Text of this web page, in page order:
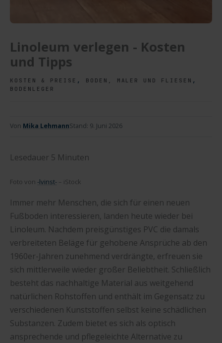
Linoleum verlegen - Kosten
und Tipps
KOSTEN & PREISE , BODEN, MALER UND FLIESEN ,
BODENLEGER
Von Mika LehmannStand: 9. Juni 2026
Lesedauer 5 Minuten
Foto von -lvinst- – iStock
Immer mehr Menschen, die sich für einen neuen
Fußboden interessieren, landen heute wieder bei
Linoleum. Nachdem preisgünstiges PVC die damals
verbreiteten Beläge für gehobene Ansprüche ab den
1960er-Jahren zunehmend verdrängte, erfreuen sie
sich mittlerweile wieder großer Beliebtheit. Schließlich
besteht das nachhaltige Material aus weitgehend
natürlichen Rohstoffen und enthält im Gegensatz zu
verschiedenen Kunststoffen selbst keine schädlichen
Substanzen. Zudem bietet es sich als optisch
ansprechende und pflegeleichte Alternative zu